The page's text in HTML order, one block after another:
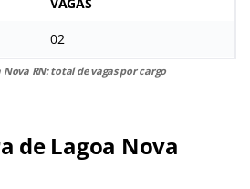
02
Nova RN: total de vagas por cargo
de Lagoa Nova